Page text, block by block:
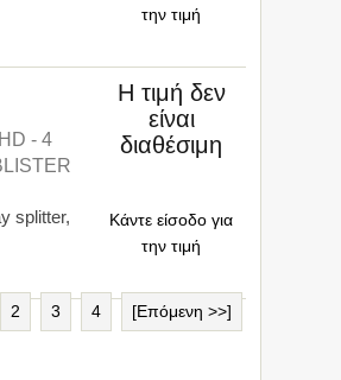
την τιμή
- 4
splitter,
Η τιμή δεν
είναι
διαθέσιμη
Κάντε είσοδο για
την τιμή
2 3 4 [Επόμενη >>]